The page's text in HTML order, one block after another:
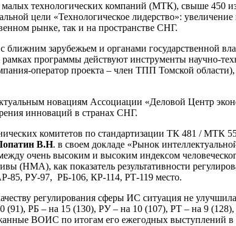
технологических компаний (МТК), свыше 450 из
цели «Технологическое лидерство»:
рынке, так и на пространстве СНГ.
зарубежьем и органами государственной
рамках программы действуют инструменты научно-
оператор проекта – член ТПП Томской
новациям Ассоциации «Деловой Центр
инноваций в странах СНГ.
комитетов по стандартизации ТК 481 / МТК
В.Н. в своем докладе «Рынок
очень высоким и высоким индексом
(НМА), как показатель результативности
85, РУ-97, РБ-106, КР-114, РТ-119 место.
регулирования сферы ИС ситуация не
РБ – на 15 (130), РУ – на 10 (107), РТ – на 9
ВОИС по итогам его ежегодных выступлений